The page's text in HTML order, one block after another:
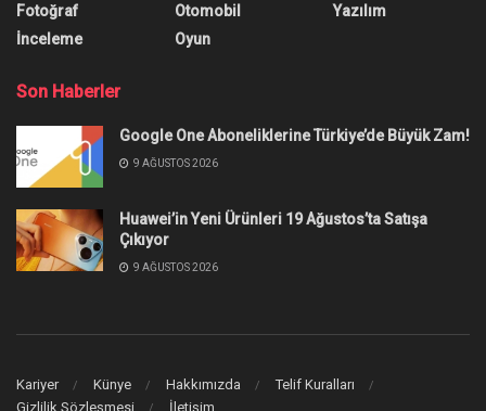
Fotoğraf
İnceleme
Otomobil
Oyun
Yazılım
Son Haberler
Google One Aboneliklerine Türkiye’de Büyük Zam!
9 AĞUSTOS 2026
Huawei’in Yeni Ürünleri 19 Ağustos’ta Satışa
Çıkıyor
9 AĞUSTOS 2026
Kariyer Künye Hakkımızda
Telif Kuralları
Gizlilik Sözleşmesi
İletişim